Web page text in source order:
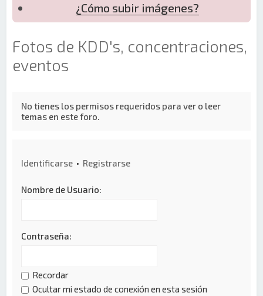
¿Cómo subir imágenes?
Fotos de KDD's, concentraciones,
eventos
No tienes los permisos requeridos para ver o leer
temas en este foro.
Identificarse • Registrarse
Nombre de Usuario:
Contraseña:
Recordar
Ocultar mi estado de conexión en esta sesión